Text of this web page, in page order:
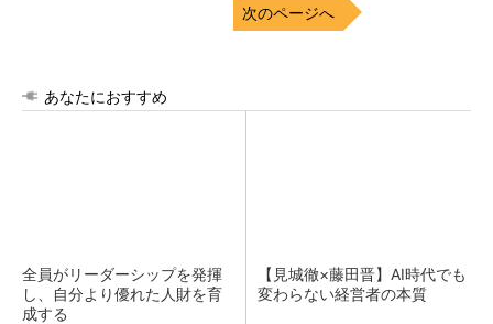
次のページへ
あなたにおすすめ
全員がリーダーシップを発揮
し、自分より優れた人財を育
成する
【見城徹×藤田晋】AI時代でも
変わらない経営者の本質